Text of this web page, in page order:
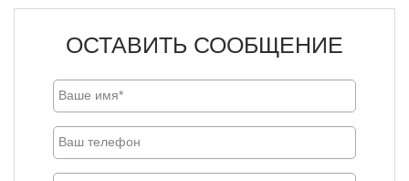
ОСТАВИТЬ СООБЩЕНИЕ